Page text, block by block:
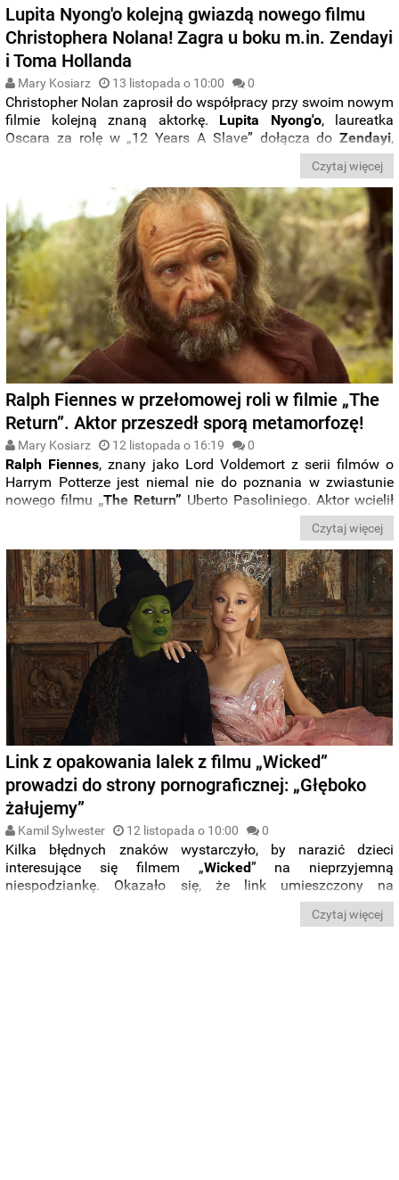
Lupita Nyong'o kolejną gwiazdą nowego filmu
Christophera Nolana! Zagra u boku m.in. Zendayi
i Toma Hollanda
Mary Kosiarz 13 listopada o 10:00 0
Christopher Nolan zaprosił do współpracy przy swoim nowym
filmie kolejną znaną aktorkę. Lupita Nyong'o, laureatka
Oscara za rolę w „12 Years A Slave” dołącza doZendayi,
Matta Damonaw szeroko
Czytaj więcej
Ralph Fiennes w przełomowej roli w filmie „The
Return”. Aktor przeszedł sporą metamorfozę!
Mary Kosiarz 12 listopada o 16:19 0
Ralph Fiennes, znany jako Lord Voldemort z serii filmów o
Harrym Potterze jest niemal nie do poznania w zwiastunie
nowego filmu „The Return” Uberto Pasoliniego. Aktor wcielił
powracającego do rodzinnej Itaki
po 20 latach i przeżytej wojnie trojańskiej. Film zebrał świetne
recenzje na wrześniowym festiwalu w Toronto.
Czytaj więcej
Link z opakowania lalek z filmu „Wicked”
prowadzi do strony pornograficznej: „Głęboko
żałujemy”
Kamil Sylwester 12 listopada o 10:00 0
Kilka błędnych znaków wystarczyło, by narazić dzieci
interesujące się filmem „Wicked” na nieprzyjemną
niespodziankę. Okazało się, że link umieszczony na
, które mają promować
nadchodzącą kinową adaptację kultowego musicalu z 2003
Czytaj więcej